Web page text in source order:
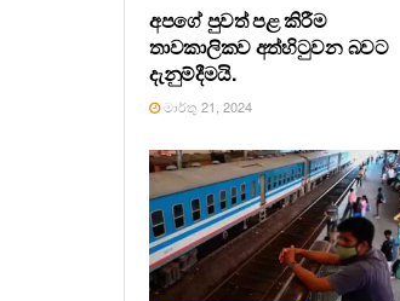
අපගේ පුවත් පළ කිරීම
තාවකාලිකව අත්හිටුවන බවට
දැනුම්දීමයි.
මාර්තු 21, 2024